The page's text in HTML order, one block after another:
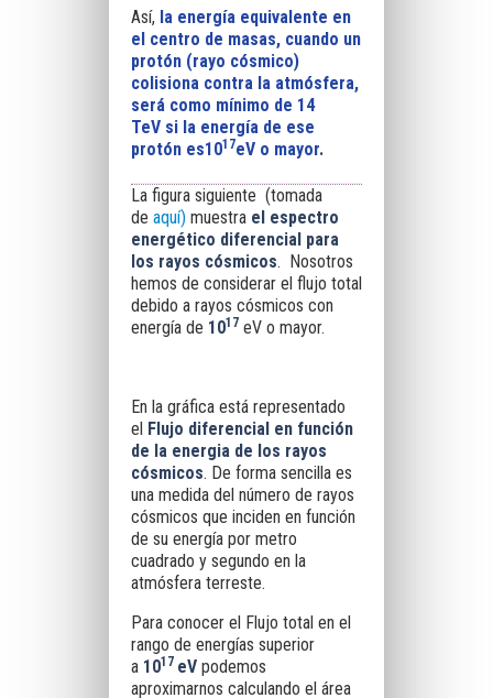
Así, la energía equivalente en
el centro de masas, cuando un
protón (rayo cósmico)
colisiona contra la atmósfera,
será como mínimo de 14
TeVsi la energía de ese
protón es1017eV o mayor.
La figura siguiente (tomada
de aquí) muestra el espectro
energético diferencial para
los rayos cósmicos. Nosotros
hemos de considerar el flujo total
debido a rayos cósmicos con
energía de 1017eV o mayor.
En la gráfica está representado
el Flujo diferencial en función
de la energia de los rayos
cósmicos. De forma sencilla es
una medida del número de rayos
cósmicos que inciden en función
de su energía por metro
cuadrado y segundo en la
atmósfera terreste.
Para conocer el Flujo total en el
rango de energías superior
a 1017 eVpodemos
aproximarnos calculando el área